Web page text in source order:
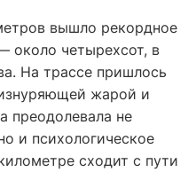
вышло рекордное
около четырехсот, в
На трассе пришлось
жарой и
преодолевала не
и психологическое
сходит с пути